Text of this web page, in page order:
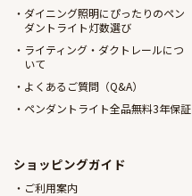
ダイニング照明にぴったりのペン
ダントライト灯数選び
ライティング・ダクトレールにつ
いて
よくあるご質問（Q&A）
ペンダントライト全品無料3年保証
ショッピングガイド
ご利用案内